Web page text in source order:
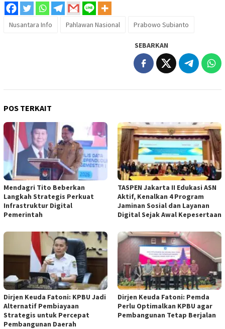
Nusantara Info Pahlawan Nasional Prabowo Subianto
SEBARKAN
POS TERKAIT
Mendagri Tito Beberkan
Langkah Strategis Perkuat
Infrastruktur Digital
Pemerintah
TASPEN Jakarta II Edukasi ASN
Aktif, Kenalkan 4 Program
Jaminan Sosial dan Layanan
Digital Sejak Awal Kepesertaan
Dirjen Keuda Fatoni: KPBU Jadi
Alternatif Pembiayaan
Strategis untuk Percepat
Pembangunan Daerah
Dirjen Keuda Fatoni: Pemda
Perlu Optimalkan KPBU agar
Pembangunan Tetap Berjalan